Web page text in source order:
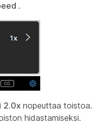
.
2.0x nopeuttaa toistoa.
hidastamiseksi.